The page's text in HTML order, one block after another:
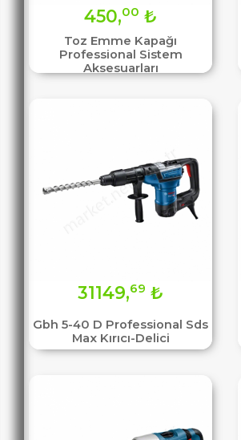
Toz Emme Kapağı
Professional Sistem
Aksesuarları
450,00 ₺
Gbh 5-40 D Professional Sds
Max Kırıcı-Delici
31149,69 ₺